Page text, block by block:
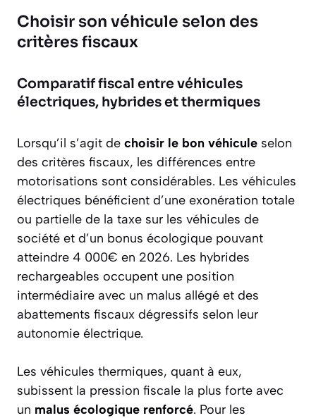
Choisir son véhicule selon des
critères fiscaux
Comparatif fiscal entre véhicules
électriques, hybrides et thermiques
Lorsqu’il s’agit de choisir le bon véhicule selon
des critères fiscaux, les différences entre
motorisations sont considérables. Les véhicules
électriques bénéficient d’une exonération totale
ou partielle de la taxe sur les véhicules de
société et d’un bonus écologique pouvant
atteindre 4 000€ en 2026. Les hybrides
rechargeables occupent une position
intermédiaire avec un malus allégé et des
abattements fiscaux dégressifs selon leur
autonomie électrique.
Les véhicules thermiques, quant à eux,
subissent la pression fiscale la plus forte avec
un malus écologique renforcé. Pour les